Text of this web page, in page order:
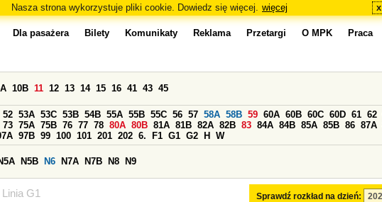
Nasza strona wykorzystuje pliki cookie. Dowiedz się więcej. więcej x
Linia G1
Dla pasażera Bilety Komunikaty Reklama Przetargi O MPK Praca
Sprawdź rozkład na dzień:
10B 11 12 13 14 15 16 41 43 45
52 53A 53C 53B 54B 55A 55B 55C 56 57 58A 58B 59 60A 60B 60C 60D 61 62
73 75A 75B 76 77 78 80A 80B 81A 81B 82A 82B 83 84A 84B 85A 85B 86 87A
97B 99 100 101 201 202 6. F1 G1 G2 H W
N5B N6 N7A N7B N8 N9